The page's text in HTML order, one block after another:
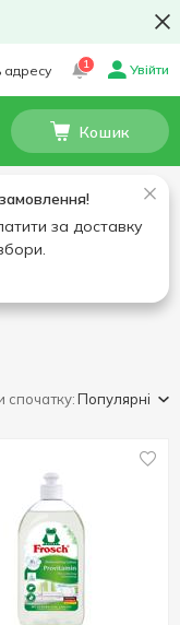
адресу 1 Увійти
Кошик
за доставку
спочатку:Популярні